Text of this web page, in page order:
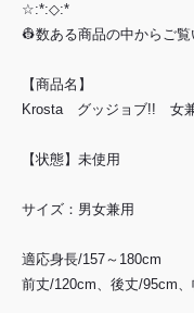
☆:*:◇:*
👷数ある商品の中からご
【商品名】
Krosta グッジョブ!! 女
【状態】未使用
サイズ：男女兼用
適応身長/157～180cm
前丈/120cm、後丈/95cm